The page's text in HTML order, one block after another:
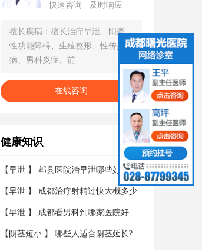
快速咨询 · 及时响应
擅长疾病：擅长治疗早泄、阳痿、
性功能障碍、生殖整形、性传播疾
病、男科炎症、前
在线咨询
健康知识 更多
【早泄 】 郫县医院治早泄哪些好
【早泄 】 成都治疗射精过快大概多少
钱
【早泄 】 成都看男科到哪家医院好
【 阴茎短小 】 哪些人适合阴茎延长?